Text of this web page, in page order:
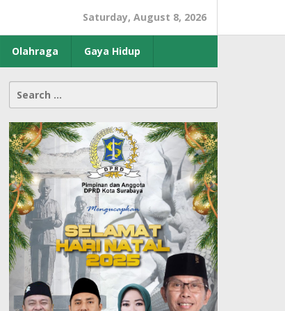
Saturday, August 8, 2026
Olahraga Gaya Hidup
Search
for: